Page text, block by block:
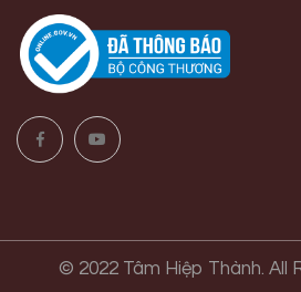
© 2022 Tâm Hiệp Thành. All